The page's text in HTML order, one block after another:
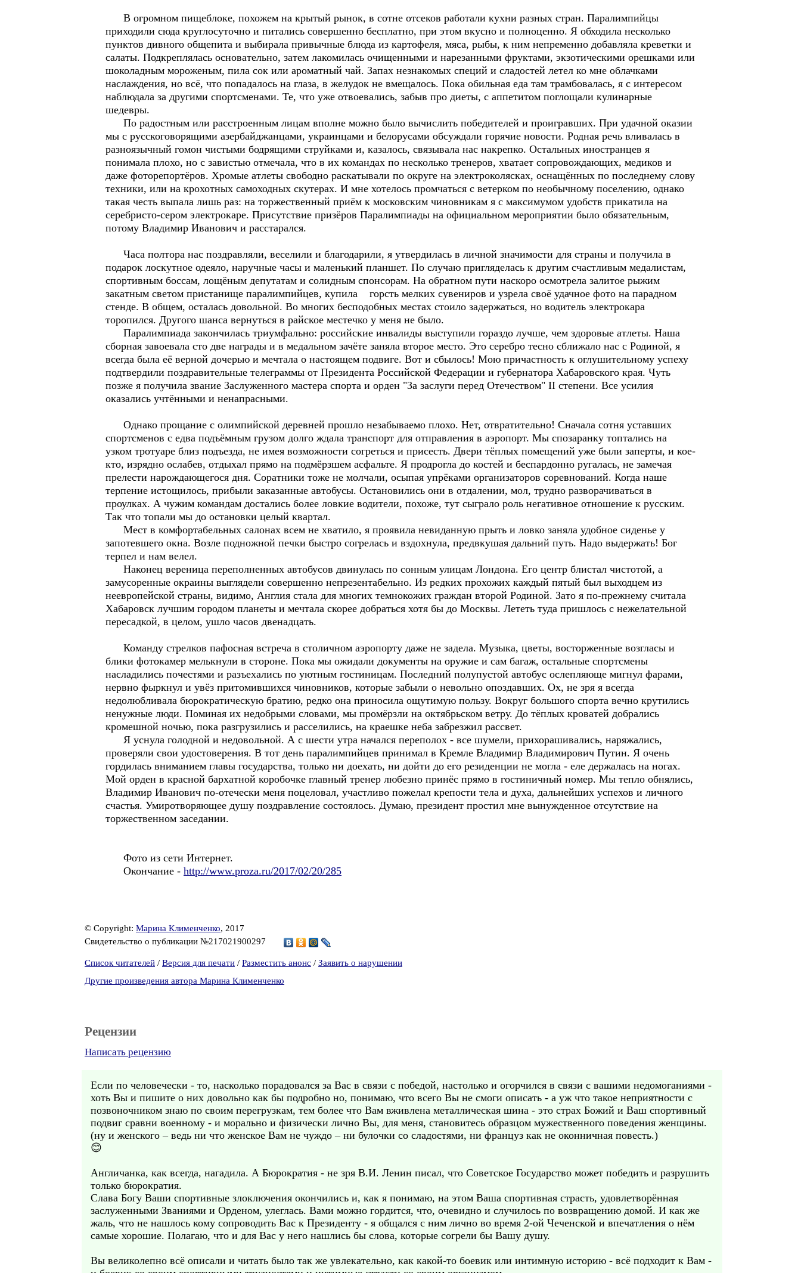
В огромном пищеблоке, похожем на крытый рынок, в сотне отсеков работали кухни разных стран. Паралимпийцы
приходили сюда круглосуточно и питались совершенно бесплатно, при этом вкусно и полноценно. Я обходила несколько
пунктов дивного общепита и выбирала привычные блюда из картофеля, мяса, рыбы, к ним непременно добавляла креветки и
салаты. Подкреплялась основательно, затем лакомилась очищенными и нарезанными фруктами, экзотическими орешками или
шоколадным мороженым, пила сок или ароматный чай. Запах незнакомых специй и сладостей летел ко мне облачками
наслаждения, но всё, что попадалось на глаза, в желудок не вмещалось. Пока обильная еда там трамбовалась, я с интересом
наблюдала за другими спортсменами. Те, что уже отвоевались, забыв про диеты, с аппетитом поглощали кулинарные
шедевры.
По радостным или расстроенным лицам вполне можно было вычислить победителей и проигравших. При удачной оказии
мы с русскоговорящими азербайджанцами, украинцами и белорусами обсуждали горячие новости. Родная речь вливалась в
разноязычный гомон чистыми бодрящими струйками и, казалось, связывала нас накрепко. Остальных иностранцев я
понимала плохо, но с завистью отмечала, что в их командах по несколько тренеров, хватает сопровождающих, медиков и
даже фоторепортёров. Хромые атлеты свободно раскатывали по округе на электроколясках, оснащённых по последнему слову
техники, или на крохотных самоходных скутерах. И мне хотелось промчаться с ветерком по необычному поселению, однако
такая честь выпала лишь раз: на торжественный приём к московским чиновникам я с максимумом удобств прикатила на
серебристо-сером электрокаре. Присутствие призёров Паралимпиады на официальном мероприятии было обязательным,
потому Владимир Иванович и расстарался.
Часа полтора нас поздравляли, веселили и благодарили, я утвердилась в личной значимости для страны и получила в
подарок лоскутное одеяло, наручные часы и маленький планшет. По случаю пригляделась к другим счастливым медалистам,
спортивным боссам, лощёным депутатам и солидным спонсорам. На обратном пути наскоро осмотрела залитое рыжим
закатным светом пристанище паралимпийцев, купила горсть мелких сувениров и узрела своё удачное фото на парадном
стенде. В общем, осталась довольной. Во многих бесподобных местах стоило задержаться, но водитель электрокара
торопился. Другого шанса вернуться в райское местечко у меня не было.
Паралимпиада закончилась триумфально: российские инвалиды выступили гораздо лучше, чем здоровые атлеты. Наша
сборная завоевала сто две награды и в медальном зачёте заняла второе место. Это серебро тесно сближало нас с Родиной, я
всегда была её верной дочерью и мечтала о настоящем подвиге. Вот и сбылось! Мою причастность к оглушительному успеху
подтвердили поздравительные телеграммы от Президента Российской Федерации и губернатора Хабаровского края. Чуть
позже я получила звание Заслуженного мастера спорта и орден "За заслуги перед Отечеством" II степени. Все усилия
оказались учтёнными и ненапрасными.
Однако прощание с олимпийской деревней прошло незабываемо плохо. Нет, отвратительно! Сначала сотня уставших
спортсменов с едва подъёмным грузом долго ждала транспорт для отправления в аэропорт. Мы спозаранку топтались на
узком тротуаре близ подъезда, не имея возможности согреться и присесть. Двери тёплых помещений уже были заперты, и кое-
кто, изрядно ослабев, отдыхал прямо на подмёрзшем асфальте. Я продрогла до костей и беспардонно ругалась, не замечая
прелести нарождающегося дня. Соратники тоже не молчали, осыпая упрёками организаторов соревнований. Когда наше
терпение истощилось, прибыли заказанные автобусы. Остановились они в отдалении, мол, трудно разворачиваться в
проулках. А чужим командам достались более ловкие водители, похоже, тут сыграло роль негативное отношение к русским.
Так что топали мы до остановки целый квартал.
Мест в комфортабельных салонах всем не хватило, я проявила невиданную прыть и ловко заняла удобное сиденье у
запотевшего окна. Возле подножной печки быстро согрелась и вздохнула, предвкушая дальний путь. Надо выдержать! Бог
терпел и нам велел.
Наконец вереница переполненных автобусов двинулась по сонным улицам Лондона. Его центр блистал чистотой, а
замусоренные окраины выглядели совершенно непрезентабельно. Из редких прохожих каждый пятый был выходцем из
неевропейской страны, видимо, Англия стала для многих темнокожих граждан второй Родиной. Зато я по-прежнему считала
Хабаровск лучшим городом планеты и мечтала скорее добраться хотя бы до Москвы. Лететь туда пришлось с нежелательной
пересадкой, в целом, ушло часов двенадцать.
Команду стрелков пафосная встреча в столичном аэропорту даже не задела. Музыка, цветы, восторженные возгласы и
блики фотокамер мелькнули в стороне. Пока мы ожидали документы на оружие и сам багаж, остальные спортсмены
насладились почестями и разъехались по уютным гостиницам. Последний полупустой автобус ослепляюще мигнул фарами,
нервно фыркнул и увёз притомившихся чиновников, которые забыли о невольно опоздавших. Ох, не зря я всегда
недолюбливала бюрократическую братию, редко она приносила ощутимую пользу. Вокруг большого спорта вечно крутились
ненужные люди. Поминая их недобрыми словами, мы промёрзли на октябрьском ветру. До тёплых кроватей добрались
кромешной ночью, пока разгрузились и расселились, на краешке неба забрезжил рассвет.
Я уснула голодной и недовольной. А с шести утра начался переполох - все шумели, прихорашивались, наряжались,
проверяли свои удостоверения. В тот день паралимпийцев принимал в Кремле Владимир Владимирович Путин. Я очень
гордилась вниманием главы государства, только ни доехать, ни дойти до его резиденции не могла - еле держалась на ногах.
Мой орден в красной бархатной коробочке главный тренер любезно принёс прямо в гостиничный номер. Мы тепло обнялись,
Владимир Иванович по-отечески меня поцеловал, участливо пожелал крепости тела и духа, дальнейших успехов и личного
счастья. Умиротворяющее душу поздравление состоялось. Думаю, президент простил мне вынужденное отсутствие на
торжественном заседании.
Фото из сети Интернет.
Окончание - http://www.proza.ru/2017/02/20/285
© Copyright: Марина Клименченко, 2017
Свидетельство о публикации №217021900297
Список читателей / Версия для печати / Разместить анонс / Заявить о нарушении
Другие произведения автора Марина Клименченко
Рецензии
Написать рецензию
Если по человечески - то, насколько порадовался за Вас в связи с победой, настолько и огорчился в связи с вашими недомоганиями -
хоть Вы и пишите о них довольно как бы подробно но, понимаю, что всего Вы не смоги описать - а уж что такое неприятности с
позвоночником знаю по своим перегрузкам, тем более что Вам вживлена металлическая шина - это страх Божий и Ваш спортивный
подвиг сравни военному - и морально и физически лично Вы, для меня, становитесь образцом мужественного поведения женщины.
(ну и женского – ведь ни что женское Вам не чуждо – ни булочки со сладостями, ни француз как не оконничная повесть.)
😊
Англичанка, как всегда, нагадила. А Бюрократия - не зря В.И. Ленин писал, что Советское Государство может победить и разрушить
только бюрократия.
Слава Богу Ваши спортивные злоключения окончились и, как я понимаю, на этом Ваша спортивная страсть, удовлетворённая
заслуженными Званиями и Орденом, улеглась. Вами можно гордится, что, очевидно и случилось по возвращению домой. И как же
жаль, что не нашлось кому сопроводить Вас к Президенту - я общался с ним лично во время 2-ой Чеченской и впечатления о нём
самые хорошие. Полагаю, что и для Вас у него нашлись бы слова, которые согрели бы Вашу душу.
Вы великолепно всё описали и читать было так же увлекательно, как какой-то боевик или интимную историю - всё подходит к Вам -